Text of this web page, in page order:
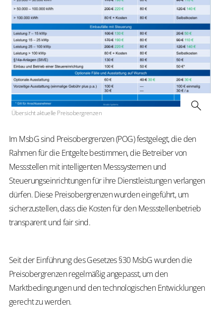
Übersicht aktuelle Preisobergrenzen
Im MsbG sind Preisobergrenzen (POG) festgelegt, die den
Rahmen für die Entgelte bestimmen, die Betreiber von
Messstellen mit intelligenten Messsystemen und
Steuerungseinrichtungen für ihre Dienstleistungen verlangen
dürfen. Diese Preisobergrenzen wurden eingeführt, um
sicherzustellen, dass die Kosten für den Messstellenbetrieb
transparent und fair sind.
Seit der Einführung des Gesetzes §30 MsbG wurden die
Preisobergrenzen regelmäßig angepasst, um den
Marktbedingungen und den technologischen Entwicklungen
gerecht zu werden.